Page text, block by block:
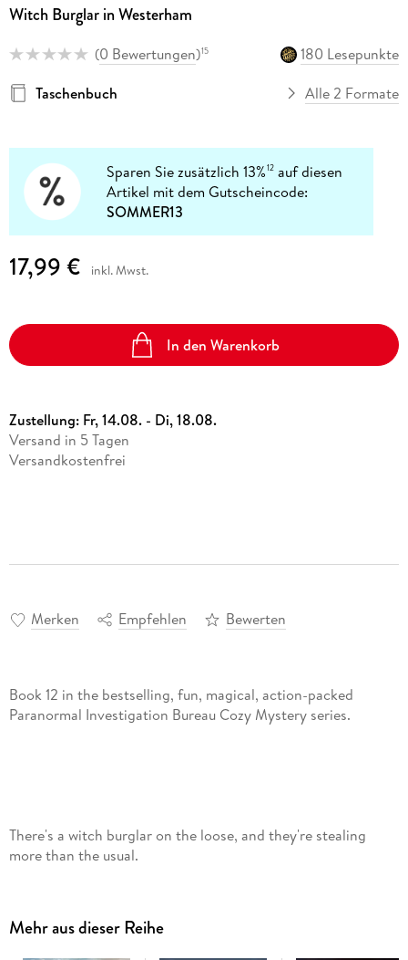
Witch Burglar in Westerham
(0 Bewertungen)15
180 Lesepunkte
Taschenbuch
Alle 2 Formate
Sparen Sie zusätzlich 13%12 auf diesen
Artikel mit dem Gutscheincode:
SOMMER13
17,99 € inkl. Mwst.
In den Warenkorb
Zustellung: Fr, 14.08. - Di, 18.08.
Versand in 5 Tagen
Versandkostenfrei
Merken Empfehlen Bewerten
Book 12 in the bestselling, fun, magical, action-packed
Paranormal Investigation Bureau Cozy Mystery series.
There's a witch burglar on the loose, and they're stealing
more than the usual.
Mehr aus dieser Reihe